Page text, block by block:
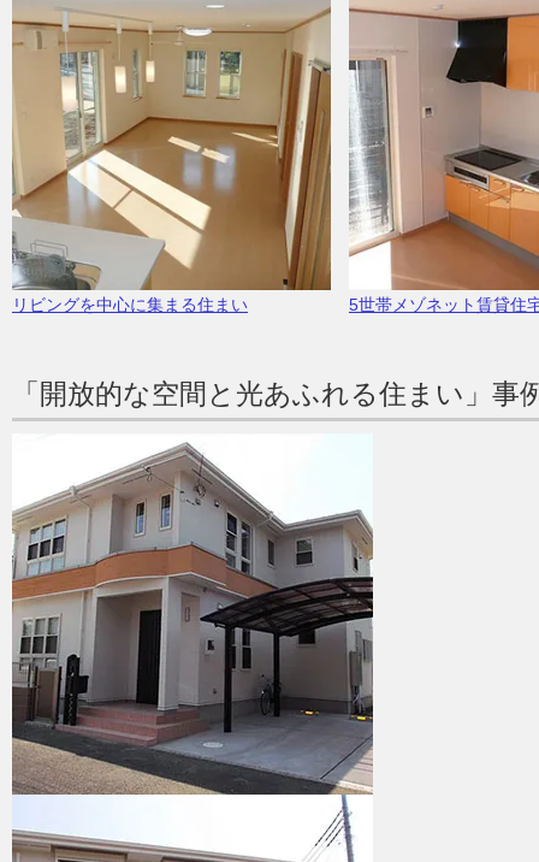
リビングを中心に集まる住まい 5世帯メゾネット賃貸住
「開放的な空間と光あふれる住まい」事